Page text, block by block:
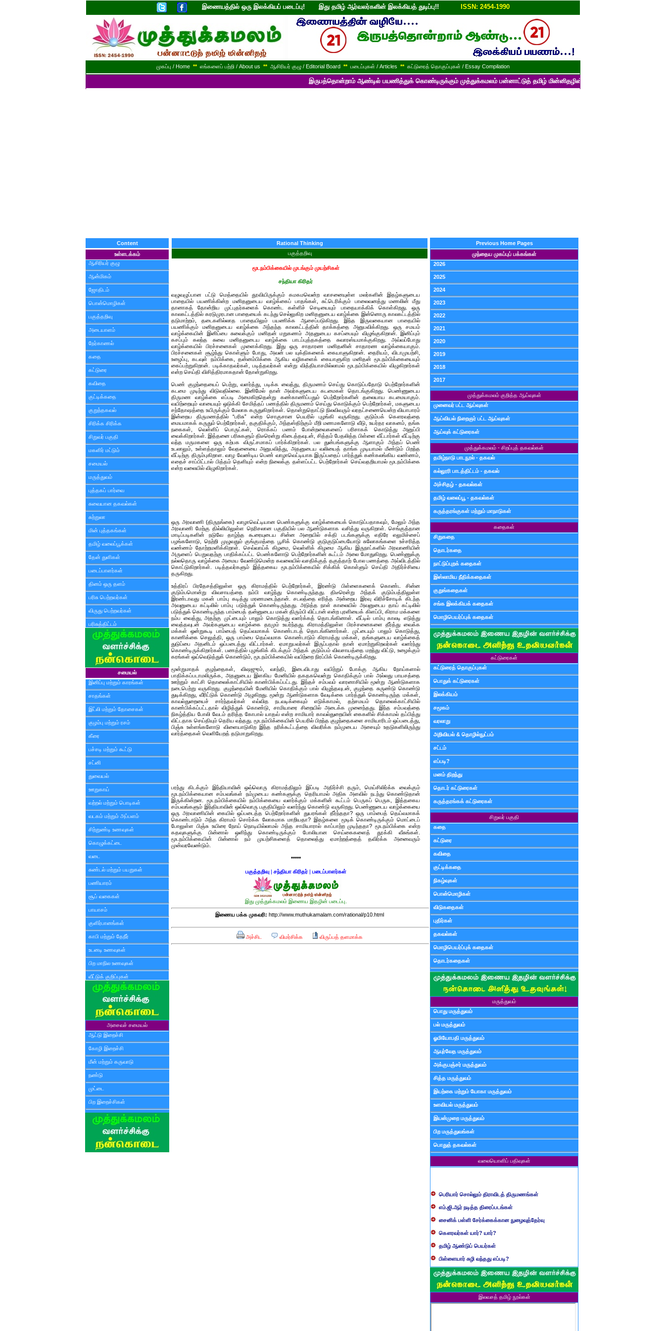
இணையத்தில் ஒரு இலக்கியப் படைப்பு! இது தமிழ் ஆர்வலர்களின் இலக்கியத் துடிப்பு!! ISSN: 2454-1990
முகப்பு / Home ** எங்களைப் பற்றி / About us ** ஆசிரியர் குழு / Editorial Board ** படைப்புகள் / Articles ** கட்டுரைத் தொகுப்புகள் / Essay Compilation
இருபத்தொன்றாம் ஆண்டில் பயணித்துக் கொண்டிருக்கும் முத்துக்கமலம் பன்னாட்டுத் தமிழ் மின்னிதழின் படைப்புகளைப் பார்வையிடத்
Content
உள்ளடக்கம்
ஆசிரியர் குழு
ஆன்மிகம்
ஜோதிடம்
பொன்மொழிகள்
பகுத்தறிவு
அடையாளம்
நேர்காணல்
கதை
கட்டுரை
கவிதை
குட்டிக்கதை
குறுந்தகவல்
சிரிக்க சிரிக்க
சிறுவர் பகுதி
மகளிர் மட்டும்
சமையல்
மருத்துவம்
புத்தகப் பார்வை
சுவையான தகவல்கள்
சுற்றுலா
மின் புத்தகங்கள்
தமிழ் வலைப்பூக்கள்
தேன் துளிகள்
படைப்பாளர்கள்
தினம் ஒரு தளம்
பரிசு பெற்றவர்கள்
விருது பெற்றவர்கள்
பரிசுத்திட்டம்
சமையல்
இனிப்பு மற்றும் காரங்கள்
சாதங்கள்
இட்லி மற்றும் தோசைகள்
குழம்பு மற்றும் ரசம்
கீரை
பச்சடி மற்றும் கூட்டு
சட்னி
துவையல்
ஊறுகாய்
வற்றல் மற்றும் பொடிகள்
வடகம் மற்றும் அப்பளம்
சிற்றுண்டி உணவுகள்
கொழுக்கட்டை
வடை
சுண்டல் மற்றும் பயறுகள்
பணியாரம்
சூப் வகைகள்
பாயாசம்
குளிர்பானங்கள்
காபி மற்றும் தேநீர்
உடனடி உணவுகள்
பிற மாநில உணவுகள்
வீட்டுக் குறிப்புகள்
அசைவச் சமையல்
ஆட்டு இறைச்சி
கோழி இறைச்சி
மீன் மற்றும் கருவாடு
நண்டு
முட்டை
பிற இறைச்சிகள்
Rational Thinking
பகுத்தறிவு
மூடநம்பிக்கையில் முடங்கும் முயற்சிகள்
சந்தியா கிரிதர்
வழுவழுப்பான பட்டு மெத்தையில் தூவியிருக்கும் கமகமவென்ற வாசனையுள்ள மலர்களின் இதழ்களுடைய
பாதையில் பயணிக்கின்ற மனிதனுடைய வாழ்க்கைப் பாதங்கள், சுட்டெரிக்கும் பாலைவனத்து மணலின் மீது
தானாகத் தோன்றிய முட்புதர்களைக் கொண்ட கள்ளிச் செடியையும் பாதையாக்கிக் கொள்கிறது. ஒரு
காலகட்டத்தில் கரடுமுரடான பாதையைக் கடந்து செல்லுகிற மனிதனுடைய வாழ்க்கை இன்னொரு காலகட்டத்தில்
தடுமாற்றம், தடைகளில்லாத பாதையிலும் பயணிக்க ஆசைப்படுகிறது. இந்த இருவகையான பாதையில்
பயணிக்கும் மனிதனுடைய வாழ்க்கை அந்தந்த காலகட்டத்தின் தாக்கத்தை அனுபவிக்கிறது. ஒரு சமயம்
வாழ்க்கையின் இனிப்பை சுவைக்கும் மனிதன் மறுகணம் அதனுடைய கசப்பையும் விழுங்குகிறான். இனிப்பும்
கசப்பும் கலந்த சுவை மனிதனுடைய வாழ்க்கை பாடப்புத்தகத்தை சுவாரஸ்யமாக்குகிறது. அவ்வப்போது
வாழ்க்கையில் பிரச்சனைகள் முளைக்கிறது. இது ஒரு சாதாரண மனிதனின் சாதாரண வாழ்க்கையாகும்.
பிரச்சனைகள் சூழ்ந்து கொள்ளும் போது, அவன் பல யுக்திகளைக் கையாளுகிறான். தைரியம், விடாமுயற்சி,
உழைப்பு, கடவுள் நம்பிக்கை, தன்னம்பிக்கை ஆகிய வழிகளைக் கையாளுகிற மனிதன் மூடநம்பிக்கையையும்
கைப்பற்றுகிறான். படிக்காதவர்கள், படித்தவர்கள் என்று வித்தியாசமில்லாமல் மூடநம்பிக்கையில் விழுகிறார்கள்
என்ற செய்தி விசித்திரமாகதான் தோன்றுகிறது.
பெண் குழந்தையைப் பெற்று, வளர்த்து, படிக்க வைத்து, திருமணம் செய்து கொடுப்பதோடு பெற்றோர்களின்
கடமை முடிந்து விடுவதில்லை. இனிமேல் தான் அவர்களுடைய கடமைகள் தொடங்குகிறது. பெண்ணுடைய
திருமண வாழ்க்கை எப்படி அமைகிறதென்று கண்காணிப்பதும் பெற்றோர்களின் தலையாய கடமையாகும்.
வயிற்றையும் வாயையும் ஒடுக்கி சேமித்தப் பணத்தில் திருமணம் செய்து கொடுக்கும் பெற்றோர்கள், மகளுடைய
சந்தோஷத்தை உயிருக்கும் மேலாக கருதுகிறார்கள். தொன்றுதொட்டு நிலவிவரும் வரதட்சணையென்ற வியாபாரம்
இன்றைய திருமணத்தில் “பரிசு” என்ற சொகுசான பெயரில் புழங்கி வருகிறது. குடும்பக் கௌரவத்தை
மையமாகக் கருதும் பெற்றோர்கள், தகுதிக்கும், அந்தஸ்திற்கும் மீறி மணமகளோடு வீடு, உயர்தர வாகனம், தங்க
நகைகள், வெள்ளிப் பொருட்கள், ரொக்கப் பணம் போன்றவைகளைப் பரிசாகக் கொடுத்து அனுப்பி
வைக்கிறார்கள். இத்தனை பரிசுகளும் திடீரென்று கிடைத்தவுடன், சித்தம் பேதலித்த பிள்ளை வீட்டார்கள் வீட்டிற்கு
வந்த மருமகளை ஒரு கற்பக விருட்சமாகப் பார்க்கிறார்கள். பல துன்பங்களுக்கு ஆளாகும் அந்தப் பெண்
உடலாலும், உள்ளத்தாலும் வேதனையை அனுபவித்து, அதனுடைய வலியைத் தாங்க முடியாமல் மீண்டும் பிறந்த
வீட்டிற்கு திரும்புகிறாள. வாழ வேண்டிய பெண் வாழாவெட்டியாக இருப்பதைப் பார்த்துக் கண்கலங்கிய வண்ணம்,
எதைச் சாப்பிட்டால் பித்தம் தெளியும் என்ற நிலைக்கு தள்ளப்பட்ட பெற்றோர்கள் செய்வதறியாமல் மூடநம்பிக்கை
என்ற வலையில் விழுகிறார்கள்.
ஒரு அரவாணி (திருநங்கை) வாழாவெட்டியான பெண்களுக்கு வாழ்க்கையைக் கொடுப்பதாகவும், மேலும் அந்த
அரவாணி மேற்கு தில்லியிலுள்ள நெரிசலான பகுதியில் பல ஆண்டுகளாக வசித்து வருகிறாள். செங்குத்தான
மாடிப்படிகளின் நடுவே தாழ்ந்த கூரையுடைய சின்ன அறையில் சக்தி படங்களுக்கு எதிரே எலுமிச்சைப்
பழங்களோடு, நெற்றி முழுவதும் குங்குமத்தை பூசிக் கொண்டு குடுகுடுப்பையோடு சுலோகங்களை உச்சரித்த
வண்ணம் தோற்றமளிக்கிறாள். செவ்வாய்க் கிழமை, வெள்ளிக் கிழமை ஆகிய இருநாட்களில் அரவாணியின்
அருளைப் பெறுவதற்கு பாதிக்கப்பட்ட பெண்களோடு பெற்றோர்களின் கூட்டம் அலை மோதுகிறது. பெண்ணுக்கு
நல்லதொரு வாழ்க்கை அமைய வேண்டுமென்ற கவலையில் வசதிக்குத் தகுத்தாற் போல பணத்தை அவ்விடத்தில்
கொட்டுகிறார்கள். படித்தவர்களும் இத்தகைய மூடநம்பிக்கையில் சிக்கிக் கொள்ளும் செய்தி அதிர்ச்சியை
தருகிறது.
உத்திரப் பிரதேசத்திலுள்ள ஒரு கிராமத்தில் பெற்றோர்கள், இரண்டு பிள்ளைகளைக் கொண்ட சின்ன
குடும்பமொன்று விவசாயத்தை நம்பி வாழ்ந்து கொண்டிருந்தது. திடீரென்று அந்தக் குடும்பத்திலுள்ள
இரண்டாவது மகன் பாம்பு கடித்து மரணமடைந்தான். சடலத்தை எரித்த அன்றைய இரவு விரிச்சோடிக் கிடந்த
அவனுடைய கட்டிலில் பாம்பு படுத்துக் கொண்டிருந்தது. அடுத்த நாள் காலையில் அவனுடைய தாய் கட்டிலில்
படுத்துக் கொண்டிருந்த பாம்பைத் தன்னுடைய மகன் திரும்பி விட்டான் என்ற புரளியைக் கிளப்பி, கிராம மக்களை
நம்ப வைத்து, அதற்கு முட்டையும் பாலும் கொடுத்து வளர்க்கத் தொடங்கினாள். வீட்டில் பாம்பு காலடி எடுத்து
வைத்தவுடன் அவர்களுடைய வாழ்க்கை தரமும் உயர்ந்தது. கிராமத்திலுள்ள பிரச்சனைகளை தீர்த்து வைக்க
மக்கள் ஒன்றுகூடி பாம்பைத் தெய்வமாகக் கொண்டாடத் தொடங்கினார்கள். முட்டையும் பாலும் கொடுத்து,
காணிக்கை செலுத்தி, ஒரு பாம்பை தெய்வமாக கொண்டாடும் கிராமத்து மக்கள், தங்களுடைய வாழ்க்கைத்
துடுப்பை அதனிடம் ஒப்படைத்து விட்டார்கள். ஏமாறுபவர்கள் இருப்பதால் தான் ஏமாற்றுகிறவர்கள் வளர்ந்து
கொண்டிருக்கிறார்கள். பணத்தில் புழங்கிக் கிடக்கும் அந்தக் குடும்பம் விவசாயத்தை மறந்து விட்டு, உழைக்கும்
கரங்கள் ஒய்வெடுத்துக் கொண்டும், மூடநம்பிக்கையில் வயிற்றை நிரப்பிக் கொண்டிருக்கிறது.
மூன்றுமாதக் குழந்தைகள், விஷஜுரம், வாந்தி, இடைவிடாது வயிற்றுப் போக்கு ஆகிய நோய்களால்
பாதிக்கப்படாமலிருக்க, அதனுடைய இளகிய மேனியில் தகதகவென்று கொதிக்கும் பால் அல்லது பாயசத்தை
ஊற்றும் காட்சி தொலைக்காட்சியில் காண்பிக்கப்பட்டது. இந்தச் சம்பவம் வாரனாசியில் மூன்று ஆண்டுகளாக
நடைபெற்று வருகிறது. குழந்தையின் மேனியில் கொதிக்கும் பால் விழுந்தவுடன், குழந்தை சுருண்டு கொண்டு
துடிக்கிறது, வீரிட்டுக் கொண்டு அழுகிறது. மூன்று ஆண்டுகளாக வேடிக்கை பார்த்துக் கொண்டிருந்த மக்கள்,
காவல்துறையைச் சார்ந்தவர்கள் எவ்வித நடவடிக்கையும் எடுக்காமல், தற்சமயம் தொலைக்காட்சியில்
காண்பிக்கப்பட்டதால் விழித்துக் கொண்டு, சாமியாரை சிறையில் அடைக்க முனைந்தது. இந்த சம்பவத்தை
நிகழ்த்திய போலி வேடம் தரித்த கோபால் யாதவ் என்ற சாமியார் காவல்துறையின் கைகளில் சிக்காமல் தப்பித்து
விட்டதாக செய்தியும் தெரிய வந்தது. மூடநம்பிக்கையின் பெயரில் பிறந்த குழந்தைகளை சாமியாரிடம் ஒப்படைத்து,
பிஞ்சு உள்ளங்களோடு விளையாடுகிற இந்த நரிக்கூட்டத்தை விவரிக்க நம்முடைய அசையும் உதடுகளிலிருந்து
வார்த்தைகள் வெளியேறத் தடுமாறுகிறது.
பரந்து கிடக்கும் இந்தியாவின் ஒவ்வொரு கிராமத்திலும் இப்படி அதிர்ச்சி தரும், மெய்சிலிர்க்க வைக்கும்
மூடநம்பிக்கையான சம்பவங்கள் நம்முடைய கண்களுக்கு தெரியாமல் அதிக அளவில் நடந்து கொண்டுதான்
இருக்கின்றன. மூடநம்பிக்கையில் நம்பிக்கையை வளர்க்கும் மக்களின் கூட்டம் பெருகப் பெருக, இத்தகைய
சம்பவங்களும் இந்தியாவின் ஒவ்வொரு பகுதியிலும் வளர்ந்து கொண்டு வருகிறது. பெண்ணுடைய வாழ்க்கையை
ஒரு அரவாணியின் கையில் ஒப்படைத்த பெற்றோர்களின் துயரங்கள் தீர்ந்ததா? ஒரு பாம்பைத் தெய்வமாகக்
கொண்டாடும் அந்த கிராமம் சொர்க்க லோகமாக மாறியதா? இதழ்களை மூடிக் கொண்டிருக்கும் மொட்டைப்
போலுள்ள பிஞ்சு உயிரை நோய் நொடியில்லாமல் அந்த சாமியாரால் காப்பாற்ற முடிந்ததா? மூடநம்பிக்கை என்ற
கதவுகளுக்கு பின்னால் ஒளிந்து கொண்டிருக்கும் போலியான செய்கைகளைத் தூக்கி வீசுங்கள்.
மூடநம்பிக்கையின் பின்னால் நம் முயற்சிகளைத் தொலைத்து ஏமாற்றத்தைத் தவிர்க்க அனைவரும்
முன்வரவேண்டும்.
*****
பகுத்தறிவு| சந்தியா கிரிதர்| படைப்பாளர்கள்
இது முத்துக்கமலம் இணைய இதழின் படைப்பு.
இணைய பக்க முகவரி: http://www.muthukamalam.com/rational/p10.html
அச்சிட விமர்சிக்க விருப்பத் தளமாக்க
Previous Home Pages
முந்தைய முகப்புப் பக்கங்கள்
2026
2025
2024
2023
2022
2021
2020
2019
2018
2017
முத்துக்கமலம் குறித்த ஆய்வுகள்
முனைவர் பட்ட ஆய்வுகள்
ஆய்வியல் நிறைஞர் பட்ட ஆய்வுகள்
ஆய்வுக் கட்டுரைகள்
முத்துக்கமலம் - சிறப்புத் தகவல்கள்
தமிழ்நாடு பாடநூல் - தகவல்
கல்லூரி பாடத்திட்டம் - தகவல்
அச்சிதழ் - தகவல்கள்
தமிழ் வலைப்பூ - தகவல்கள்
கருத்தரங்குகள் மற்றும் மாநாடுகள்
கதைகள்
சிறுகதை
தொடர்கதை
நாட்டுப்புறக் கதைகள்
இஸ்லாமிய நீதிக்கதைகள்
குறுங்கதைகள்
சங்க இலக்கியக் கதைகள்
மொழிபெயர்ப்புக் கதைகள்
கட்டுரைகள்
கட்டுரைத் தொகுப்புகள்
பொதுக் கட்டுரைகள்
இலக்கியம்
சமூகம்
வரலாறு
அறிவியல் & தொழில்நுட்பம்
சட்டம்
எப்படி?
மனம் திறந்து
தொடர் கட்டுரைகள்
கருத்தரங்கக் கட்டுரைகள்
சிறுவர் பகுதி
கதை
கட்டுரை
கவிதை
குட்டிக்கதை
நிகழ்வுகள்
பொன்மொழிகள்
விடுகதைகள்
புதிர்கள்
தகவல்கள்
மொழிபெயர்ப்புக் கதைகள்
தொடர்கதைகள்
மருத்துவம்
பொது மருத்துவம்
பல் மருத்துவம்
ஓமியோபதி மருத்துவம்
ஆயுர்வேத மருத்துவம்
அக்குபஞ்சர் மருத்துவம்
சித்த மருத்துவம்
இயற்கை மற்றும் யோகா மருத்துவம்
உளவியல் மருத்துவம்
இயன்முறை மருத்துவம்
பிற மருத்துவங்கள்
பொதுத் தகவல்கள்
வலையொளிப் பதிவுகள்
எம்.ஜி.ஆர் நடித்த திரைப்படங்கள்
சைனிக் பள்ளி சேர்க்கைக்கான நுழைவுத்தேர்வு
கௌரவர்கள் யார்? யார்?
தமிழ் ஆண்டுப் பெயர்கள்
பிள்ளையார் சுழி வந்தது எப்படி?
வருவது போவது, வந்தால் போகாது, போனால் வராது...?
பண்டைய படைப் பெயர்கள்
ஸ்ரீ அன்னை உணர்த்திய மலர்கள்
மாணவன் எப்படி இருக்க வேண்டும்?
இலவசத் தமிழ் நூல்கள்